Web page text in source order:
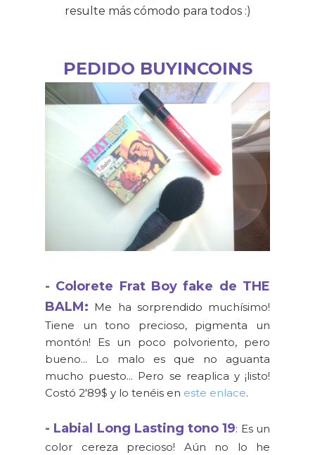
resulte más cómodo para todos :)
PEDIDO BUYINCOINS
- Colorete Frat Boy fake de THE
BALM: Me ha sorprendido muchísimo!
Tiene un tono precioso, pigmenta un
montón! Es un poco polvoriento, pero
bueno... Lo malo es que no aguanta
mucho puesto... Pero se reaplica y ¡listo!
Costó 2'89$ y lo tenéis en este enlace.
- Labial Long Lasting tono 19: Es un
color cereza precioso! Aún no lo he